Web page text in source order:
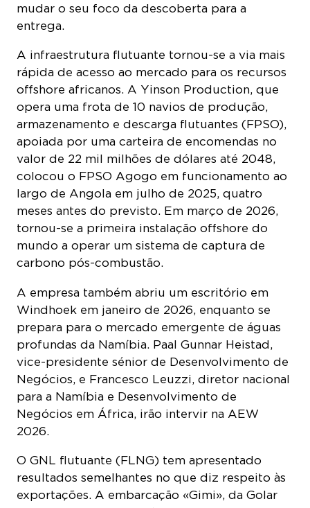
entrega.
rápida de acesso ao mercado para os recursos
offshore africanos. A Yinson Production, que
opera uma frota de 10 navios de produção,
armazenamento e descarga flutuantes (FPSO),
apoiada por uma carteira de encomendas no
valor de 22 mil milhões de dólares até 2048,
colocou o FPSO Agogo em funcionamento ao
largo de Angola em julho de 2025, quatro
meses antes do previsto. Em março de 2026,
tornou-se a primeira instalação offshore do
mundo a operar um sistema de captura de
carbono pós-combustão.
Windhoek em janeiro de 2026, enquanto se
prepara para o mercado emergente de águas
profundas da Namíbia. Paal Gunnar Heistad,
vice-presidente sénior de Desenvolvimento de
Negócios, e Francesco Leuzzi, diretor nacional
para a Namíbia e Desenvolvimento de
Negócios em África, irão intervir na AEW
2026.
resultados semelhantes no que diz respeito às
exportações. A embarcação «Gimi», da Golar
LNG, iniciou as operações comerciais em junho